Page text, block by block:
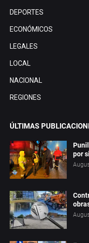
DEPORTES
ECONÓMICOS
LEGALES
LOCAL
NACIONAL
REGIONES
ÚLTIMAS
por